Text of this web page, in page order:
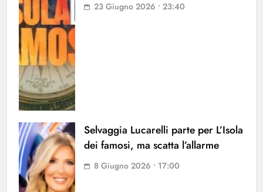
23 Giugno 2026 • 23:40
Selvaggia Lucarelli parte per L’Isola
dei famosi, ma scatta l’allarme
8 Giugno 2026 • 17:00